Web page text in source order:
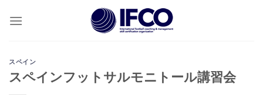
スペイン
スペインフットサルモニトール講習会